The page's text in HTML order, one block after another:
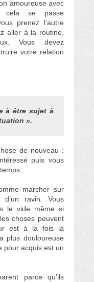
amoureuse avec
cela se passe
prenez l’autre
aller à la routine,
Vous devez
votre relation
à être sujet à
».
de nouveau :
puis vous
marcher sur
ravin. Vous
le vide même si
choses peuvent
est à la fois la
plus douloureuse
pour acquis est un
parce qu’ils